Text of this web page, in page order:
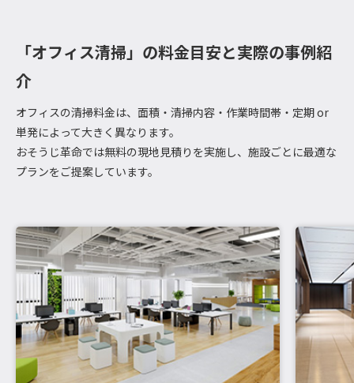
「オフィス清掃」の料金目安と実際の事例紹
介
オフィスの清掃料金は、面積・清掃内容・作業時間帯・定期 or
単発によって大きく異なります。
おそうじ革命では無料の現地見積りを実施し、施設ごとに最適な
プランをご提案しています。